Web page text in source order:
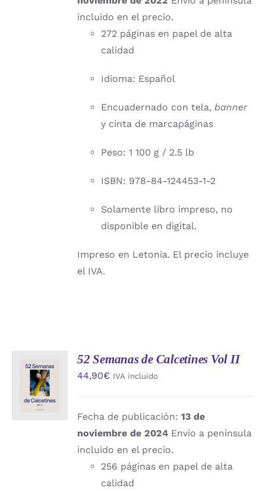
incluido en el precio.
272 páginas en papel de alta
calidad
Idioma: Español
Encuadernado con tela,banner
y cinta de marcapáginas
Peso: 1 100 g / 2.5 lb
ISBN: 978-84-124453-1-2
Solamente libro impreso, no
disponible en digital.
Impreso en Letonia. El precio incluye
el IVA.
AÑADIR
AL
CARRITO
/
DETALLES
52 Semanas de Calcetines Vol II
44,90€ IVA incluido
Fecha de publicación:13 de
noviembre de 2024 Envío a península
incluido en el precio.
256 páginas en papel de alta
calidad